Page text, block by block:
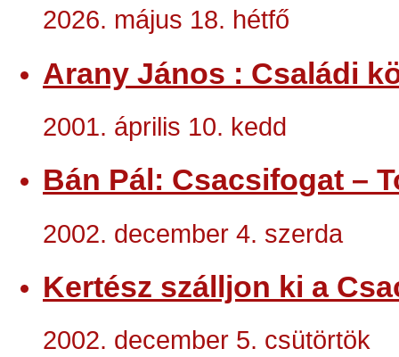
2026. május 18. hétfő
Arany János : Családi
2001. április 10. kedd
Bán Pál: Csacsifogat –
2002. december 4. szerda
Kertész szálljon ki a
2002. december 5. csütörtök